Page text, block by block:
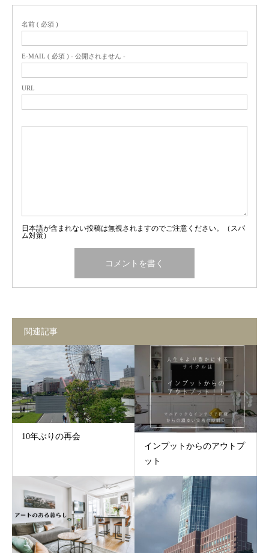
名前 ( 必須 )
E-MAIL ( 必須 ) - 公開されません -
URL
日本語が含まれない投稿は無視されますのでご注意ください。（スパ
ム対策）
関連記事
10年ぶりの再会
インプットからのアウトプ
ット